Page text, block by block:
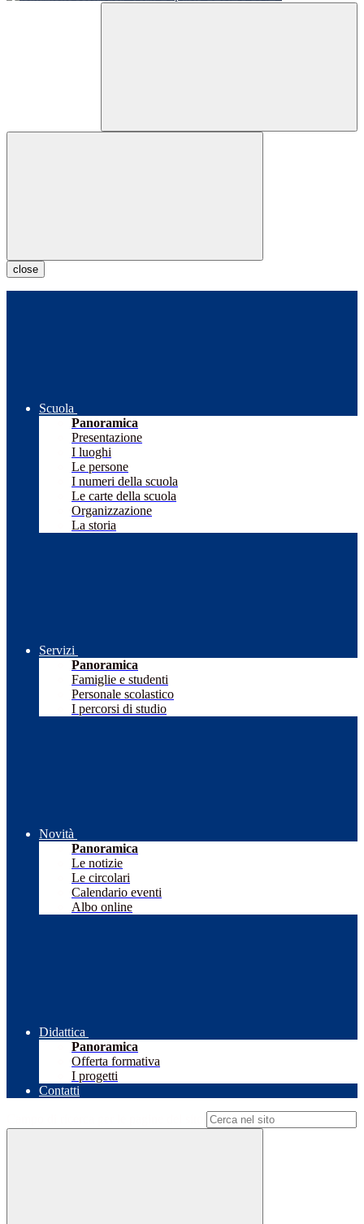
close
Scuola
Panoramica
Presentazione
I luoghi
Le persone
I numeri della scuola
Le carte della scuola
Organizzazione
La storia
Servizi
Panoramica
Famiglie e studenti
Personale scolastico
I percorsi di studio
Novità
Panoramica
Le notizie
Le circolari
Calendario eventi
Albo online
Didattica
Panoramica
Offerta formativa
I progetti
Contatti